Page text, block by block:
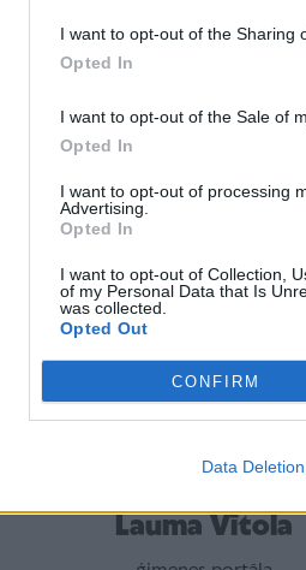
I want to opt-out of the Sharing
Opted In
I want to opt-out of the Sale of
Opted In
I want to opt-out of processing
Advertising.
Opted In
I want to opt-out of Collection,
of my Personal Data that Is
was collected.
Opted Out
CONFIRM
Data Deletion
Lauma Vītola